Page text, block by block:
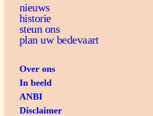
nieuws
historie
steun ons
plan uw bedevaart
Over ons
In beeld
ANBI
Disclaimer